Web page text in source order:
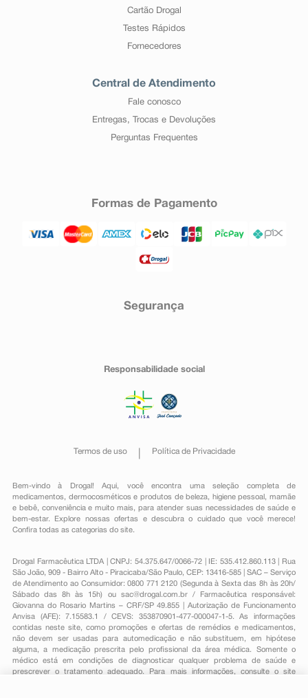
Cartão Drogal
Testes Rápidos
Fornecedores
Central de Atendimento
Fale conosco
Entregas, Trocas e Devoluções
Perguntas Frequentes
Formas de Pagamento
Segurança
Responsabilidade social
Termos de uso Política de Privacidade
Bem-vindo à Drogal! Aqui, você encontra uma seleção completa de
medicamentos , dermocosméticos e produtos de beleza, higiene pessoal ,mamãe
e bebê, conveniênciae muito mais, para atender suas necessidades de saúde e
bem-estar. Explore nossas ofertas e descubra o cuidado que você merece!
Confira todas as categorias do site.
Drogal Farmacêutica LTDA | CNPJ: 54.375.647/0066-72 | IE: 535.412.860.113 | Rua
São João, 909 - Bairro Alto - Piracicaba/São Paulo, CEP: 13416-585 | SAC – Serviço
de Atendimento ao Consumidor: 0800 771 2120 (Segunda à Sexta das 8h às 20h/
Sábado das 8h às 15h) ou sac@drogal.com.br/ Farmacêutica responsável:
Giovanna do Rosario Martins – CRF/SP 49.855 | Autorização de Funcionamento
Anvisa (AFE): 7.15583.1 / CEVS: 353870901-477-000047-1-5. As informações
contidas neste site, como promoções e ofertas de remédios e medicamentos,
não devem ser usadas para automedicação e não substituem, em hipótese
alguma, a medicação prescrita pelo profissional da área médica. Somente o
médico está em condições de diagnosticar qualquer problema de saúde e
prescrever o tratamento adequado. Para mais informações, consulte o site